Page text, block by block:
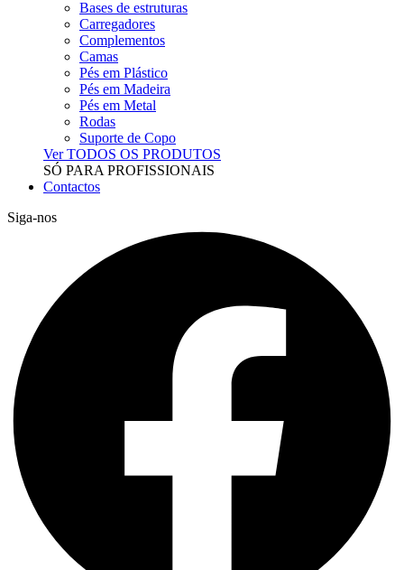
Bases de estruturas
Carregadores
Complementos
Camas
Pés em Plástico
Pés em Madeira
Pés em Metal
Rodas
Suporte de Copo
Ver TODOS OS PRODUTOS
SÓ PARA PROFISSIONAIS
Contactos
Siga-nos